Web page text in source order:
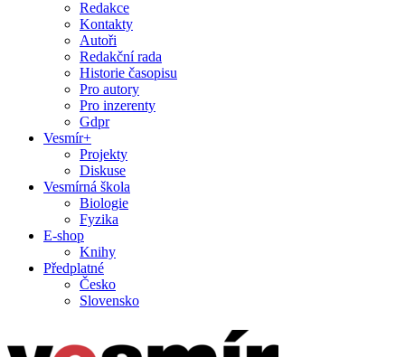
Redakce
Kontakty
Autoři
Redakční rada
Historie časopisu
Pro autory
Pro inzerenty
Gdpr
Vesmír+
Projekty
Diskuse
Vesmírná škola
Biologie
Fyzika
E-shop
Knihy
Předplatné
Česko
Slovensko